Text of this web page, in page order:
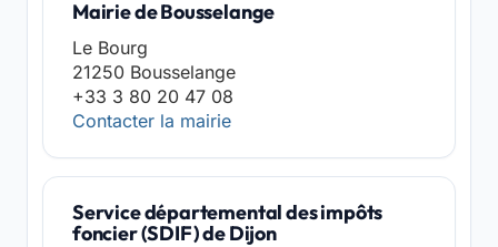
Mairie de Bousselange
Le Bourg
21250 Bousselange
+33 3 80 20 47 08
Contacter la mairie
Service départemental des impôts
foncier (SDIF) de Dijon